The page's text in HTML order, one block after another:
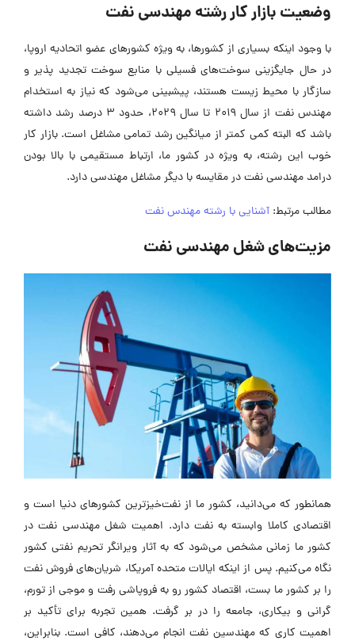
وضعیت بازار کار رشته مهندسی نفت
با وجود اینکه بسیاری از کشورها، به ویژه کشورهای عضو اتحادیه اروپا،
در حال جایگزینی سوخت‌های فسیلی با منابع سوخت تجدید پذیر و
سازگار با محیط زیست هستند، پیشبینی می‌شود که نیاز به استخدام
مهندس نفت از سال ۲۰۱۹ تا سال ۲۰۲۹، حدود ۳ درصد رشد داشته
باشد که البته کمی کمتر از میانگین رشد تمامی مشاغل است. بازار کار
خوب این رشته، به ویژه در کشور ما، ارتباط مستقیمی با بالا بودن
درامد مهندسی نفت در مقایسه با دیگر مشاغل مهندسی دارد.
مطالب مرتبط: آشنایی با رشته مهندس نفت
مزیت‌های شغل مهندسی نفت
همانطور که می‌دانید، کشور ما از نفت‌خیزترین کشورهای دنیا است و
اقتصادی کاملا وابسته به نفت دارد. اهمیت شغل مهندسی نفت در
کشور ما زمانی مشخص می‌شود که به آثار ویرانگر تحریم نفتی کشور
نگاه می‌کنیم. پس از اینکه ایالات متحده آمریکا، شریان‌های فروش نفت
را بر کشور ما بست، اقتصاد کشور رو به فروپاشی رفت و موجی از تورم،
گرانی و بیکاری، جامعه را در بر گرفت. همین تجربه برای تأکید بر
اهمیت کاری که مهندسین نفت انجام می‌دهند، کافی است. بنابراین،